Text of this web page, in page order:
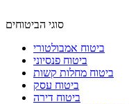
סוגי הביטוחים
ביטוח אמבולטורי
ביטוח פנסיוני
ביטוח מחלות קשות
ביטוח עסק
ביטוח דירה